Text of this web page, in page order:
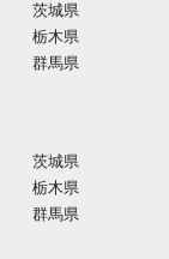
茨城県
栃木県
群馬県
茨城県
栃木県
群馬県